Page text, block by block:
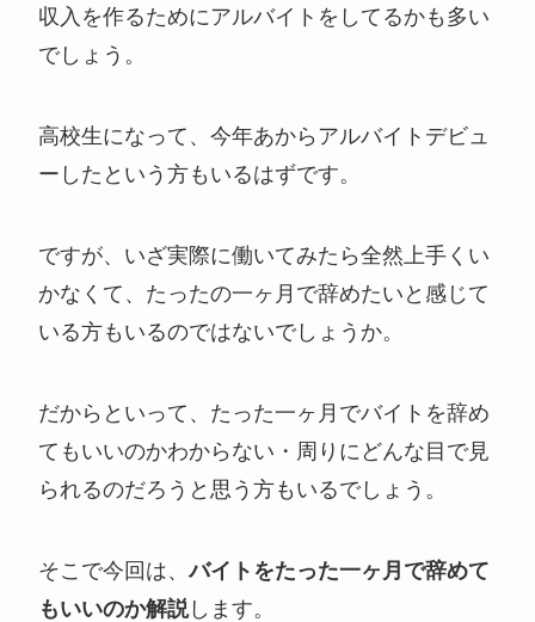
収入を作るためにアルバイトをしてるかも多い
でしょう。
高校生になって、今年あからアルバイトデビュ
ーしたという方もいるはずです。
ですが、いざ実際に働いてみたら全然上手くい
かなくて、たったの一ヶ月で辞めたいと感じて
いる方もいるのではないでしょうか。
だからといって、たった一ヶ月でバイトを辞め
てもいいのかわからない・周りにどんな目で見
られるのだろうと思う方もいるでしょう。
そこで今回は、バイトをたった一ヶ月で辞めて
もいいのか解説します。